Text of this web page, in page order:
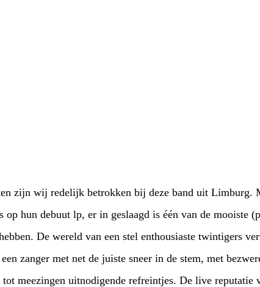
zijn wij redelijk betrokken bij deze band uit Limburg.
op hun debuut lp, er in geslaagd is één van de mooiste
De wereld van een stel enthousiaste twintigers
zanger met net de juiste sneer in de stem, met
meezingen uitnodigende refreintjes. De live reputatie